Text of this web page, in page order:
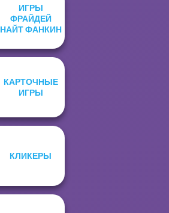
ИГРЫ
ФРАЙДЕЙ
НАЙТ ФАНКИН
КАРТОЧНЫЕ
ИГРЫ
КЛИКЕРЫ